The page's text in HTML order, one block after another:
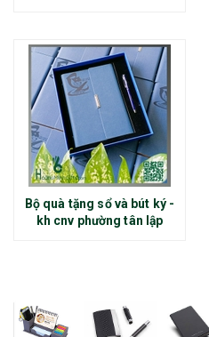
Bộ quà tặng sổ và bút ký -
kh cnv phường tân lập